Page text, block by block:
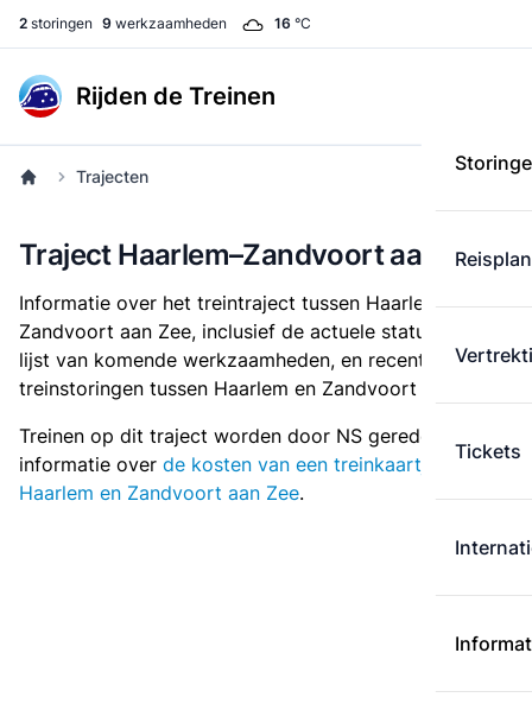
2 storingen 9 werkzaamheden 16 °C
Rijden de Treinen
Tickets
Trajecten
Traject Haarlem–Zandvoort aan Zee
Informatie over het treintraject tussen Haarlem en
Zandvoort aan Zee, inclusief de actuele status, een
lijst van komende werkzaamheden, en recente
treinstoringen tussen Haarlem en Zandvoort aan Zee.
Treinen op dit traject worden door NS gereden. Meer
informatie over de kosten van een treinkaartje tussen
Haarlem en Zandvoort aan Zee.